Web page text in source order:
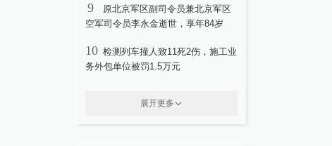
9
原北京军区副司令员兼北京军区
空军司令员李永金逝世，享年84岁
10 检测列车撞人致11死2伤，施工业
务外包单位被罚1.5万元
展开更多